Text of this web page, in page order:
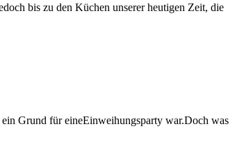
bis zu den Küchen unserer heutigen Zeit, die
ein Grund für eineEinweihungsparty war.Doch was